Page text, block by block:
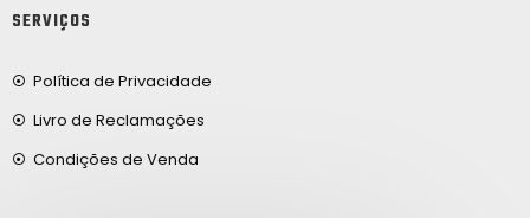
SERVIÇOS
Política de Privacidade
Livro de Reclamações
Condições de Venda